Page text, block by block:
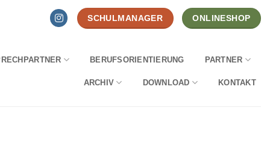
SCHULMANAGER ONLINESHOP
BERUFSORIENTIERUNG PARTNER
ARCHIV DOWNLOAD KONTAKT